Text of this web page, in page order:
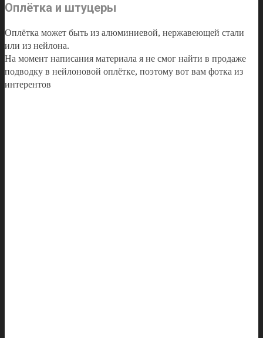
Оплётка и штуцеры
Оплётка может быть из алюминиевой, нержавеющей стали
или из нейлона.
На момент написания материала я не смог найти в продаже
подводку в нейлоновой оплётке, поэтому вот вам фотка из
интерентов